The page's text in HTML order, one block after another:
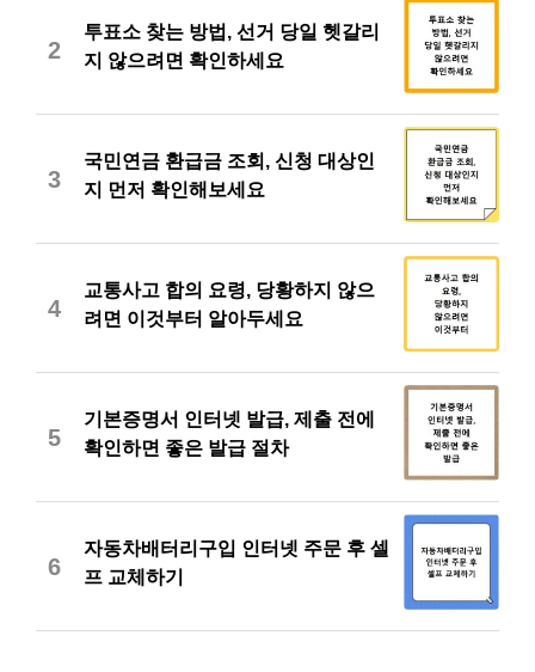
2
투표소 찾는 방법, 선거 당일 헷갈리
지 않으려면 확인하세요
3
국민연금 환급금 조회, 신청 대상인
지 먼저 확인해보세요
4
교통사고 합의 요령, 당황하지 않으
려면 이것부터 알아두세요
5
기본증명서 인터넷 발급, 제출 전에
확인하면 좋은 발급 절차
6
자동차배터리구입 인터넷 주문 후 셀
프 교체하기